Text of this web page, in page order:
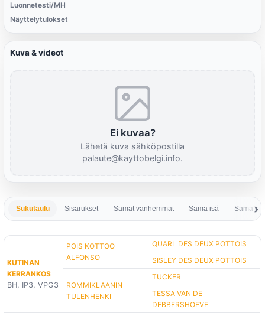
Luonnetesti/MH
Näyttelytulokset
Kuva & videot
Ei kuvaa?
Lähetä kuva sähköpostilla
palaute@kayttobelgi.info.
Sukutaulu Sisarukset Samat vanhemmat Sama isä Sama
KUTINAN
KERRANKOS
BH, IP3, VPG3
POIS KOTTOO
ALFONSO
QUARL DES DEUX POTTOIS
SISLEY DES DEUX POTTOIS
ROMMIKLAANIN
TULENHENKI
TUCKER
TESSA VAN DE
DEBBERSHOEVE